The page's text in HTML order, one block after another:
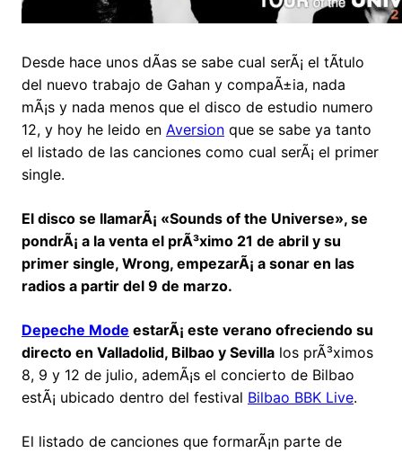
Desde hace unos dÃ­as se sabe cual serÃ¡ el tÃ­tulo
del nuevo trabajo de Gahan y compaÃ±ia, nada
mÃ¡s y nada menos que el disco de estudio numero
12, y hoy he leido en Aversion que se sabe ya tanto
el listado de las canciones como cual serÃ¡ el primer
single.
El disco se llamarÃ¡ «Sounds of the Universe», se
pondrÃ¡ a la venta el prÃ³ximo 21 de abril y su
primer single, Wrong, empezarÃ¡ a sonar en las
radios a partir del 9 de marzo.
Depeche Mode estarÃ¡ este verano ofreciendo su
directo en Valladolid, Bilbao y Sevilla los prÃ³ximos
8, 9 y 12 de julio, ademÃ¡s el concierto de Bilbao
estÃ¡ ubicado dentro del festival Bilbao BBK Live.
El listado de canciones que formarÃ¡n parte de